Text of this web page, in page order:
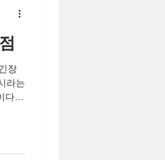
바
편
근
장
라는
다.
은